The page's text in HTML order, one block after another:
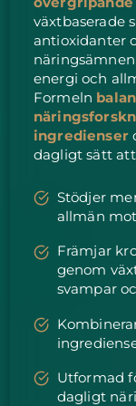
växtbaserade
antioxidanter
energi och
Formeln
ingredienser
dagligt sätt
Stödjer
allmän
Främjar
genom
svampar
Utformad
dagligt
Slovakien
Slovenien
Sydafrika
Sydkorea
Spanien
Sverige
Schweiz
Taiwan
Thailand